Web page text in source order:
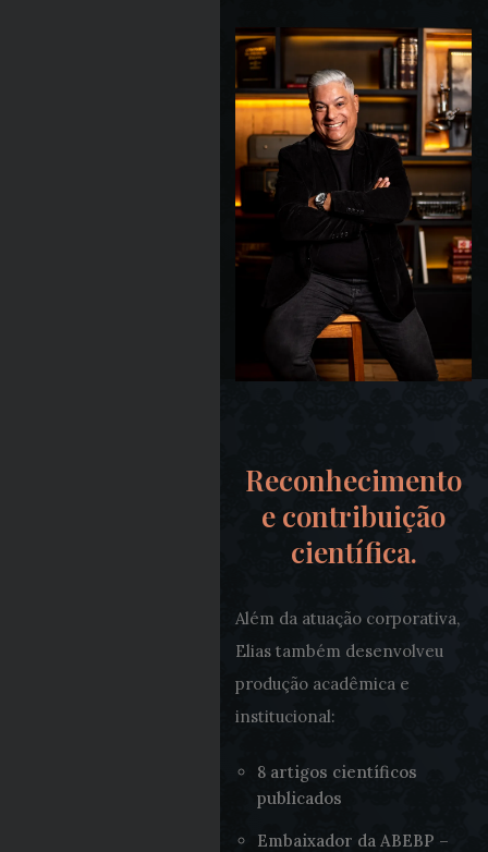
Reconhecimento
e contribuição
científica.
Além da atuação corporativa,
Elias também desenvolveu
produção acadêmica e
institucional:
8 artigos científicos
publicados
Embaixador da ABEBP –